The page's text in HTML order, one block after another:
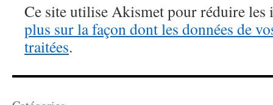
Ce site utilise Akismet pour réduire les
plus sur la façon dont les données de
traitées.